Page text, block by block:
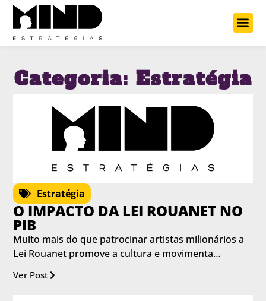
Categoria: Estratégia
Estratégia
O IMPACTO DA LEI ROUANET NO
PIB
Muito mais do que patrocinar artistas milionários a
Lei Rouanet promove a cultura e movimenta…
Ver Post